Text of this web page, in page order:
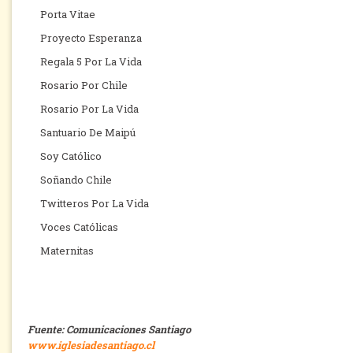
Porta Vitae
Proyecto Esperanza
Regala 5 Por La Vida
Rosario Por Chile
Rosario Por La Vida
Santuario De Maipú
Soy Católico
Soñando Chile
Twitteros Por La Vida
Voces Católicas
Maternitas
Fuente: Comunicaciones Santiago
www.iglesiadesantiago.cl